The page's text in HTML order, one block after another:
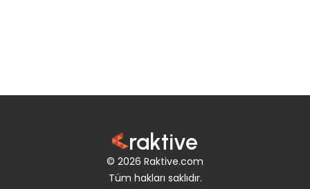
raktive
© 2026 Raktive.com
Tüm hakları saklıdır.